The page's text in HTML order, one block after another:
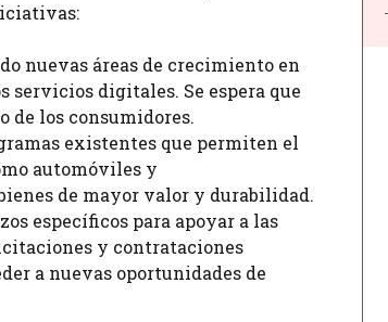
nuevas áreas de crecimiento en
digitales. Se espera que
de los consumidores.
existentes que permiten el
automóviles y
de mayor valor y durabilidad.
específicos para apoyar a las
y contrataciones
a nuevas oportunidades de